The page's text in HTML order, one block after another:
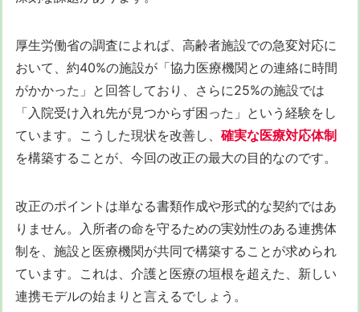
厚生労働省の調査によれば、高齢者施設での急変対応に
おいて、約40%の施設が「協力医療機関との連絡に時間
がかかった」と回答しており、さらに25%の施設では
「入院受け入れ先が見つからず困った」という経験をし
ています。こうした現状を改善し、 確実な医療対応体制
を構築することが、今回の改正の最大の目的なのです。
改正のポイントは単なる書類作成や形式的な契約ではあ
りません。入所者の命を守るための実効性のある連携体
制を、施設と医療機関が共同で構築することが求められ
ています。これは、介護と医療の垣根を超えた、新しい
連携モデルの始まりと言えるでしょう。